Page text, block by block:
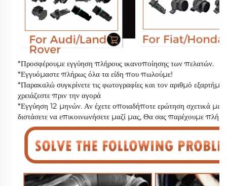
*Προσφέρουμε εγγύηση πλήρους ικανοποίησης των πελατών.
*Εγγυόμαστε πλήρως όλα τα είδη που πωλούμε!
*Παρακαλώ συγκρίνετε τις φωτογραφίες και τον αριθμό
χρειάζεστε πριν την αγορά
*Εγγύηση 12 μηνών. Αν έχετε οποιαδήποτε ερώτηση σχετικά
διστάσετε να επικοινωνήσετε μαζί μας, Θα σας παρέχουμε